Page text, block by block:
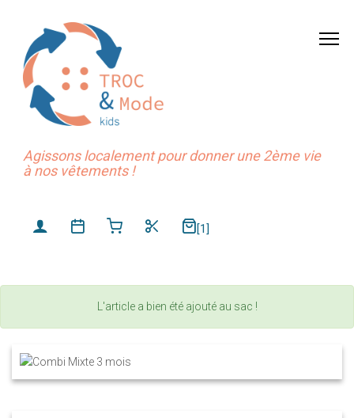
Agissons localement pour donner une 2ème vie
à nos vêtements !
[1]
L'article a bien été ajouté au sac !